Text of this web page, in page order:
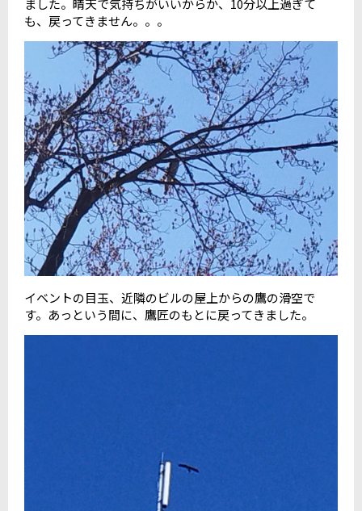
ました。晴天で気持ちがいいからか、 10分以上過ぎて
も、戻ってきません。。。
イベントの目玉、近隣のビルの屋上からの鷹の滑空で
す。あっという間に、鷹匠のもとに戻ってきました。